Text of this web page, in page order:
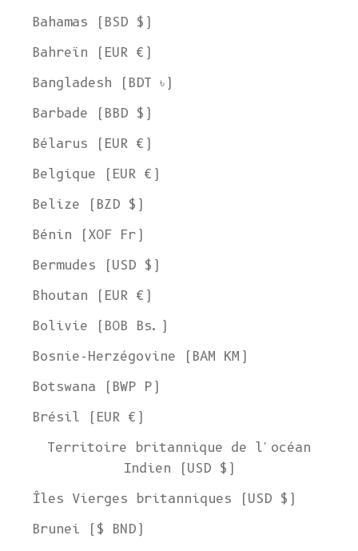
Bahamas (BSD $)
Bahreïn (EUR €)
Bangladesh (BDT ৳)
Barbade (BBD $)
Bélarus (EUR €)
Belgique (EUR €)
Belize (BZD $)
Bénin (XOF Fr)
Bermudes (USD $)
Bhoutan (EUR €)
Bolivie (BOB Bs.)
Bosnie-Herzégovine (BAM КМ)
Botswana (BWP P)
Brésil (EUR €)
Territoire britannique de l'océan
Indien (USD $)
Îles Vierges britanniques (USD $)
Brunei ($ BND)